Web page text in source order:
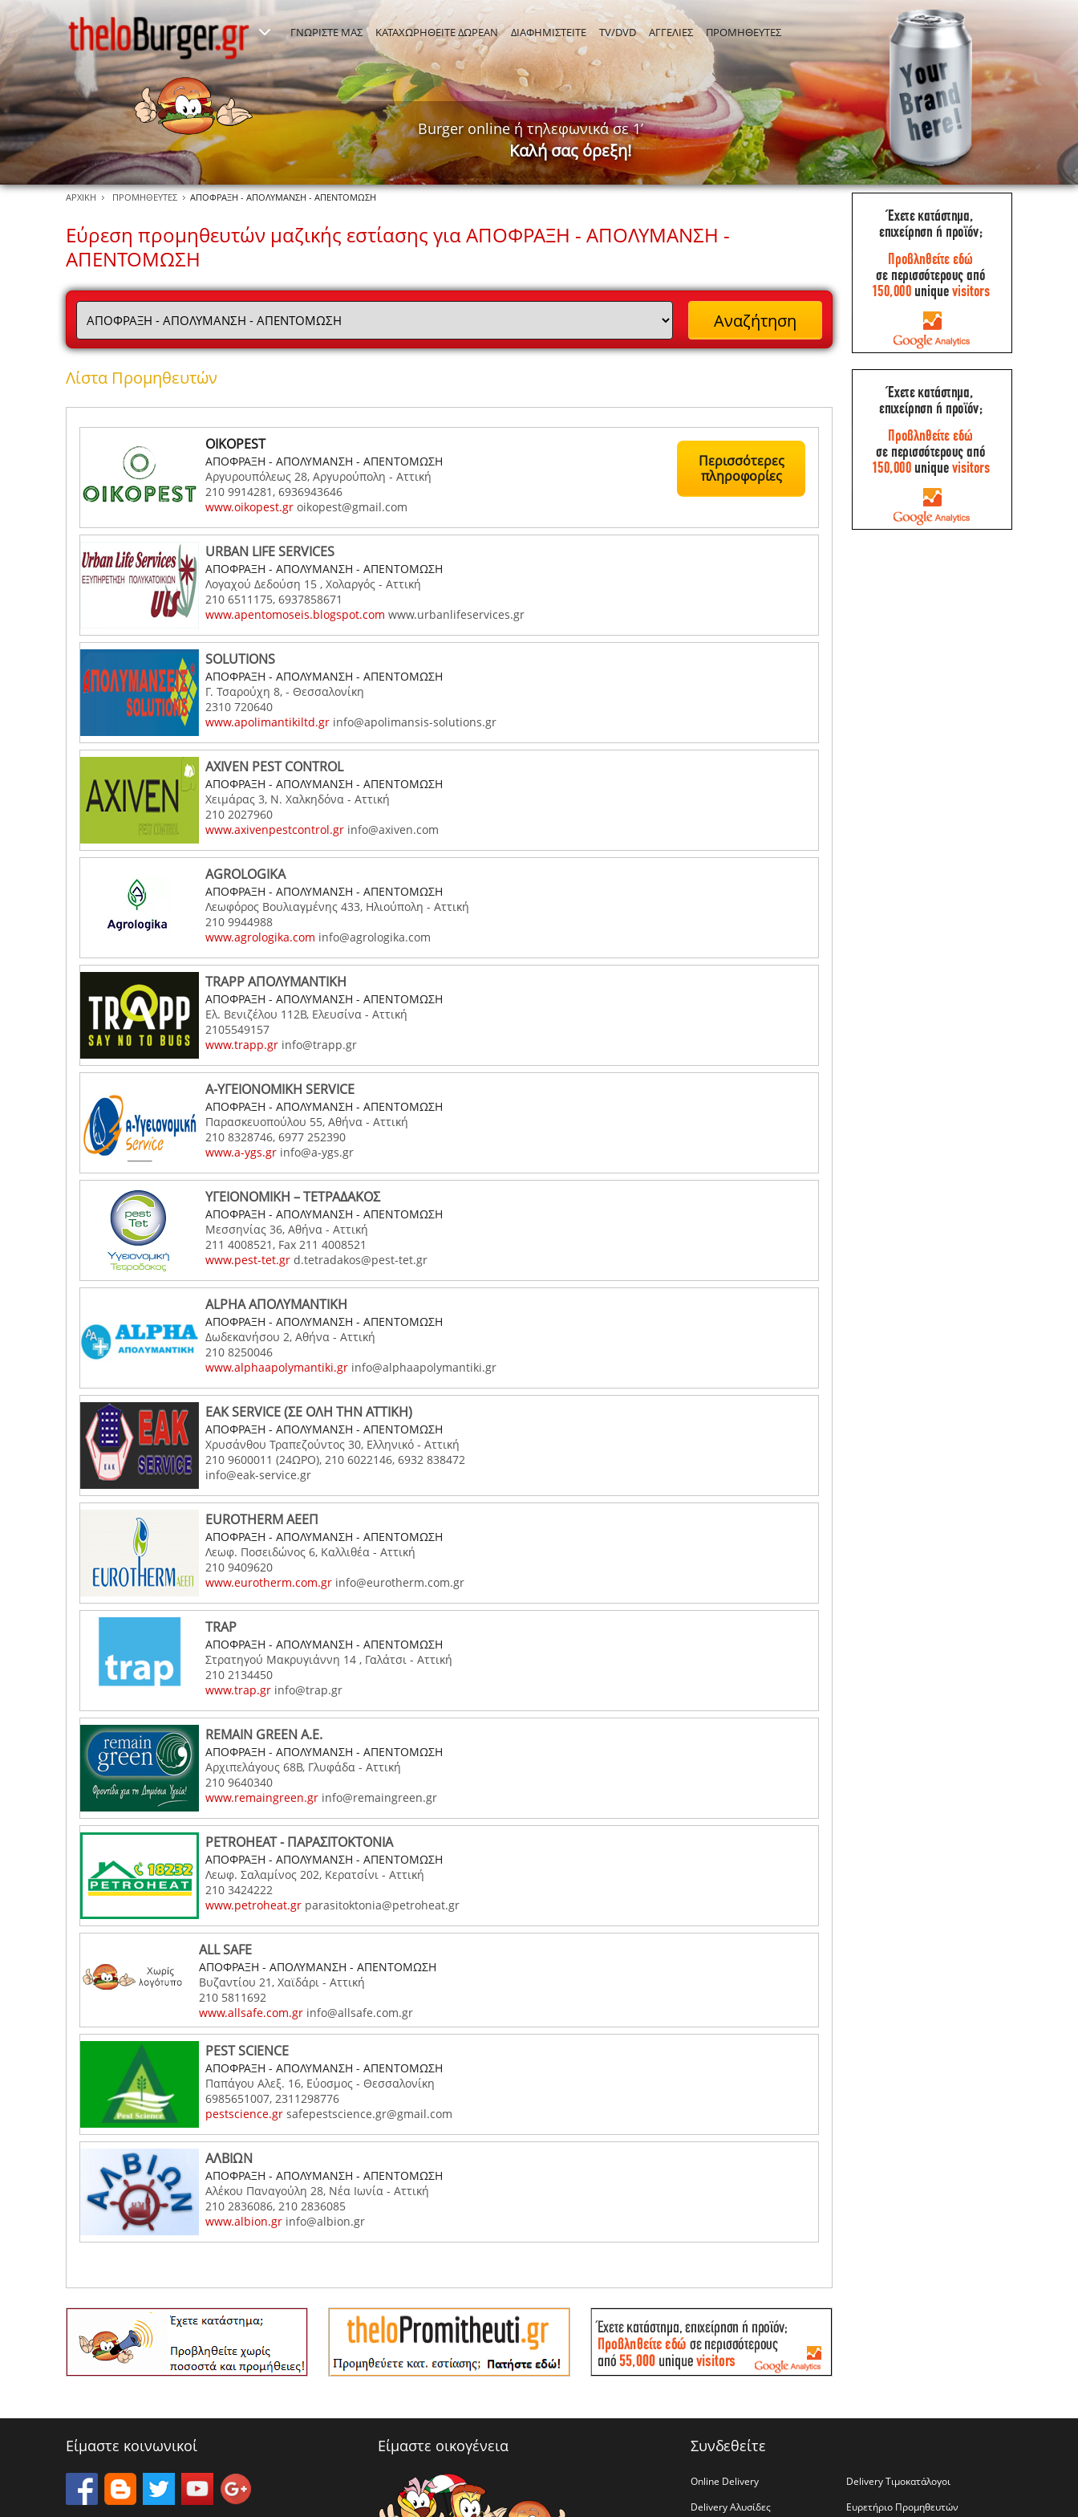
ΓΝΩΡΙΣΤΕ ΜΑΣ ΚΑΤΑΧΩΡΗΘΕΙΤΕ ΔΩΡΕΑΝ ΔΙΑΦΗΜΙΣΤΕΙΤΕ TV/DVD ΑΓΓΕΛΙΕΣ ΠΡΟΜΗΘΕΥΤΕΣ
Burger online ή τηλεφωνικά σε 1’
Καλή σας όρεξη!
ΑΡΧΙΚΗ ΠΡΟΜΗΘΕΥΤΕΣ ΑΠΟΦΡΑΞΗ - ΑΠΟΛΥΜΑΝΣΗ - ΑΠΕΝΤΟΜΩΣΗ
Εύρεση προμηθευτών μαζικής εστίασης για ΑΠΟΦΡΑΞΗ - ΑΠΟΛΥΜΑΝΣΗ -
ΑΠΕΝΤΟΜΩΣΗ
Λίστα Προμηθευτών
OIKOPEST
ΑΠΟΦΡΑΞΗ - ΑΠΟΛΥΜΑΝΣΗ - ΑΠΕΝΤΟΜΩΣΗ
Αργυρουπόλεως 28, Αργυρούπολη - Αττική
210 9914281, 6936943646
www.oikopest.gr oikopest@gmail.com
Περισσότερες
πληροφορίες
URBAN LIFE SERVICES
ΑΠΟΦΡΑΞΗ - ΑΠΟΛΥΜΑΝΣΗ - ΑΠΕΝΤΟΜΩΣΗ
Λογαχού Δεδούση 15 , Χολαργός - Αττική
210 6511175, 6937858671
www.apentomoseis.blogspot.com www.urbanlifeservices.gr
SOLUTIONS
ΑΠΟΦΡΑΞΗ - ΑΠΟΛΥΜΑΝΣΗ - ΑΠΕΝΤΟΜΩΣΗ
Γ. Τσαρούχη 8, - Θεσσαλονίκη
2310 720640
www.apolimantikiltd.gr info@apolimansis-solutions.gr
AXIVEN PEST CONTROL
ΑΠΟΦΡΑΞΗ - ΑΠΟΛΥΜΑΝΣΗ - ΑΠΕΝΤΟΜΩΣΗ
Χειμάρας 3, Ν. Χαλκηδόνα - Αττική
210 2027960
www.axivenpestcontrol.gr info@axiven.com
AGROLOGIKA
ΑΠΟΦΡΑΞΗ - ΑΠΟΛΥΜΑΝΣΗ - ΑΠΕΝΤΟΜΩΣΗ
Λεωφόρος Βουλιαγμένης 433, Ηλιούπολη - Αττική
210 9944988
www.agrologika.com info@agrologika.com
TRAPP ΑΠΟΛΥΜΑΝΤΙΚΗ
ΑΠΟΦΡΑΞΗ - ΑΠΟΛΥΜΑΝΣΗ - ΑΠΕΝΤΟΜΩΣΗ
Ελ. Βενιζέλου 112Β, Ελευσίνα - Αττική
2105549157
www.trapp.gr info@trapp.gr
Α-ΥΓΕΙΟΝΟΜΙΚΗ SERVICE
ΑΠΟΦΡΑΞΗ - ΑΠΟΛΥΜΑΝΣΗ - ΑΠΕΝΤΟΜΩΣΗ
Παρασκευοπούλου 55, Αθήνα - Αττική
210 8328746, 6977 252390
www.a-ygs.gr info@a-ygs.gr
ΥΓΕΙΟΝΟΜΙΚΗ – ΤΕΤΡΑΔΑΚΟΣ
ΑΠΟΦΡΑΞΗ - ΑΠΟΛΥΜΑΝΣΗ - ΑΠΕΝΤΟΜΩΣΗ
Μεσσηνίας 36, Αθήνα - Αττική
211 4008521, Fax 211 4008521
www.pest-tet.gr d.tetradakos@pest-tet.gr
ALPHA ΑΠΟΛΥΜΑΝΤΙΚΗ
ΑΠΟΦΡΑΞΗ - ΑΠΟΛΥΜΑΝΣΗ - ΑΠΕΝΤΟΜΩΣΗ
Δωδεκανήσου 2, Αθήνα - Αττική
210 8250046
www.alphaapolymantiki.gr info@alphaapolymantiki.gr
EAK SERVICE (ΣΕ ΟΛΗ ΤΗΝ ΑΤΤΙΚΗ)
ΑΠΟΦΡΑΞΗ - ΑΠΟΛΥΜΑΝΣΗ - ΑΠΕΝΤΟΜΩΣΗ
Χρυσάνθου Τραπεζούντος 30, Ελληνικό - Αττική
210 9600011 (24ΩΡΟ), 210 6022146, 6932 838472
info@eak-service.gr
EUROTHERM ΑΕΕΠ
ΑΠΟΦΡΑΞΗ - ΑΠΟΛΥΜΑΝΣΗ - ΑΠΕΝΤΟΜΩΣΗ
Λεωφ. Ποσειδώνος 6, Καλλιθέα - Αττική
210 9409620
www.eurotherm.com.gr info@eurotherm.com.gr
TRAP
ΑΠΟΦΡΑΞΗ - ΑΠΟΛΥΜΑΝΣΗ - ΑΠΕΝΤΟΜΩΣΗ
Στρατηγού Μακρυγιάννη 14 , Γαλάτσι - Αττική
210 2134450
www.trap.gr info@trap.gr
REMAIN GREEN A.E.
ΑΠΟΦΡΑΞΗ - ΑΠΟΛΥΜΑΝΣΗ - ΑΠΕΝΤΟΜΩΣΗ
Αρχιπελάγους 68Β, Γλυφάδα - Αττική
210 9640340
www.remaingreen.gr info@remaingreen.gr
PETROHEAT - ΠΑΡΑΣΙΤΟΚΤΟΝΙΑ
ΑΠΟΦΡΑΞΗ - ΑΠΟΛΥΜΑΝΣΗ - ΑΠΕΝΤΟΜΩΣΗ
Λεωφ. Σαλαμίνος 202, Κερατσίνι - Αττική
210 3424222
www.petroheat.gr parasitoktonia@petroheat.gr
ALL SAFE
ΑΠΟΦΡΑΞΗ - ΑΠΟΛΥΜΑΝΣΗ - ΑΠΕΝΤΟΜΩΣΗ
Βυζαντίου 21, Χαϊδάρι - Αττική
210 5811692
www.allsafe.com.gr info@allsafe.com.gr
PEST SCIENCE
ΑΠΟΦΡΑΞΗ - ΑΠΟΛΥΜΑΝΣΗ - ΑΠΕΝΤΟΜΩΣΗ
Παπάγου Αλεξ. 16, Εύοσμος - Θεσσαλονίκη
6985651007, 2311298776
pestscience.gr safepestscience.gr@gmail.com
ΑΛΒΙΩΝ
ΑΠΟΦΡΑΞΗ - ΑΠΟΛΥΜΑΝΣΗ - ΑΠΕΝΤΟΜΩΣΗ
Αλέκου Παναγούλη 28, Νέα Ιωνία - Αττική
210 2836086, 210 2836085
www.albion.gr info@albion.gr
Είμαστε κοινωνικοί Είμαστε οικογένεια Συνδεθείτε
Online Delivery
Delivery Τιμοκατάλογοι
Delivery Αλυσίδες
Ευρετήριο Προμηθευτών